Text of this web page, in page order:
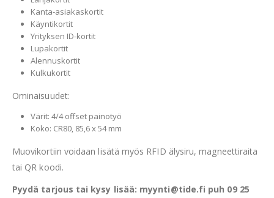
Kanta-asiakaskortit
Käyntikortit
Yrityksen ID-kortit
Lupakortit
Alennuskortit
Kulkukortit
Ominaisuudet:
Värit: 4/4 offset painotyö
Koko: CR80, 85,6 x 54 mm
Muovikortiin voidaan lisätä myös RFID älysiru, magneettiraita
tai QR koodi.
Pyydä tarjous tai kysy lisää: myynti@tide.fi puh 09 25